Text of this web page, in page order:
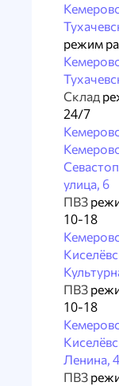
режим
Склад
24/7
улица, 6
ПВЗ
10-18
ПВЗ
10-18
Ленина,
ПВЗ